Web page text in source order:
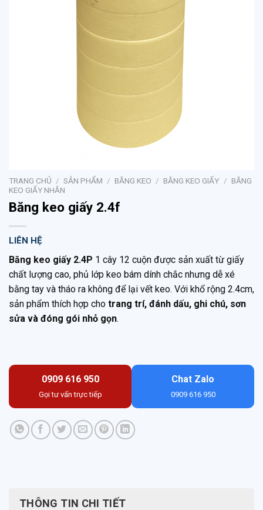
TRANG CHỦ / SẢN PHẨM / BĂNG KEO / BĂNG KEO GIẤY / BĂNG
KEO GIẤY NHĂN
Băng keo giấy 2.4f
LIÊN HỆ
Băng keo giấy 2.4P 1 cây 12 cuộn được sản xuất từ giấy
chất lượng cao, phủ lớp keo bám dính chắc nhưng dễ xé
bằng tay và tháo ra không để lại vết keo. Với khổ rộng 2.4cm,
sản phẩm thích hợp cho trang trí, đánh dấu, ghi chú, sơn
sửa và đóng gói nhỏ gọn.
0909 616 950
Gọi tư vấn trực tiếp
Chat Zalo
0909 616 950
THÔNG TIN CHI TIẾT